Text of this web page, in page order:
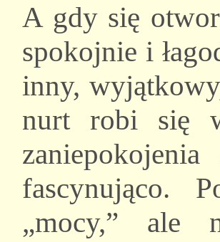
A gdy się
spokojnie i
inny,
nurt robi się
fascynująco.
„mocy,” ale